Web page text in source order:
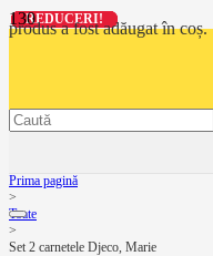
produsa fost adăugat în coș.
Prima pagină
>
Toate
>
Set 2 carnetele Djeco, Marie
REDUCERI!
REDUCERI!
REDUCERI!
REDUCERI!